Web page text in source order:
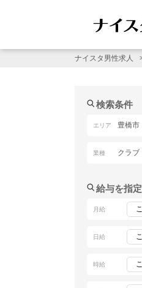
ナイスタ男性求人
検索条件
エリア 豊橋市
業種 クラブ
給与を指定
月給
日給
時給